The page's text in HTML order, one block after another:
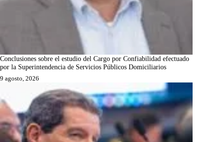
Conclusiones sobre el estudio del Cargo por Confiabilidad efectuado
por la Superintendencia de Servicios Públicos Domiciliarios
9 agosto, 2026